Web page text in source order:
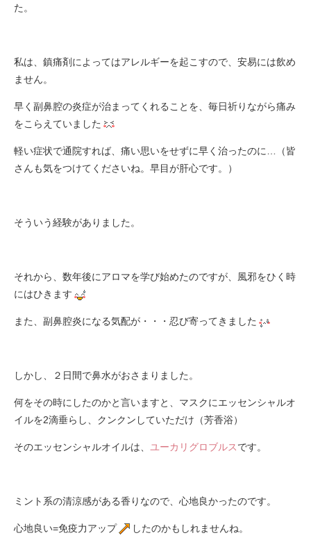
た。
私は、鎮痛剤によってはアレルギーを起こすので、安易には飲め
ません。
早く副鼻腔の炎症が治まってくれることを、毎日祈りながら痛み
をこらえていました
軽い症状で通院すれば、痛い思いをせずに早く治ったのに…（皆
さんも気をつけてくださいね。早目が肝心です。）
そういう経験がありました。
それから、数年後にアロマを学び始めたのですが、風邪をひく時
にはひきます
また、副鼻腔炎になる気配が・・・忍び寄ってきました
しかし、２日間で鼻水がおさまりました。
何をその時にしたのかと言いますと、マスクにエッセンシャルオ
イルを2滴垂らし、クンクンしていただけ（芳香浴）
そのエッセンシャルオイルは、 ユーカリグロブルスです。
ミント系の清涼感がある香りなので、心地良かったのです。
心地良い=免疫力アップ したのかもしれませんね。